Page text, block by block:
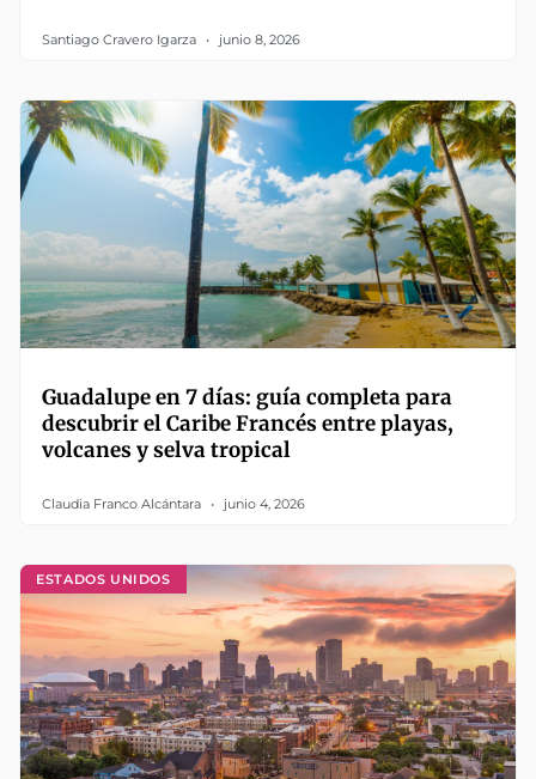
Santiago Cravero Igarza junio 8, 2026
Guadalupe en 7 días: guía completa para
descubrir el Caribe Francés entre playas,
volcanes y selva tropical
Claudia Franco Alcántara junio 4, 2026
ESTADOS UNIDOS